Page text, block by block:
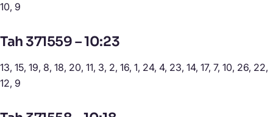
10, 9
Tah 371559 – 10:23
13, 15, 19, 8, 18, 20, 11, 3, 2, 16, 1, 24, 4, 23, 14, 17, 7, 10, 26, 22,
12, 9